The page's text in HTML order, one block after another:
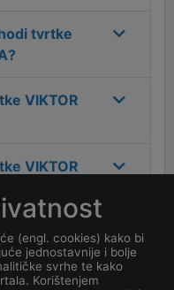
tvrtke
?
VIKTOR
VIKTOR
(engl. cookies) kako bi
jednostavnije i bolje
svrhe te kako
Korištenjem